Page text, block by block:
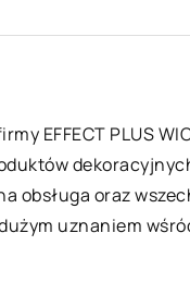
EFFECT PLUS
obsługa oraz
uznaniem